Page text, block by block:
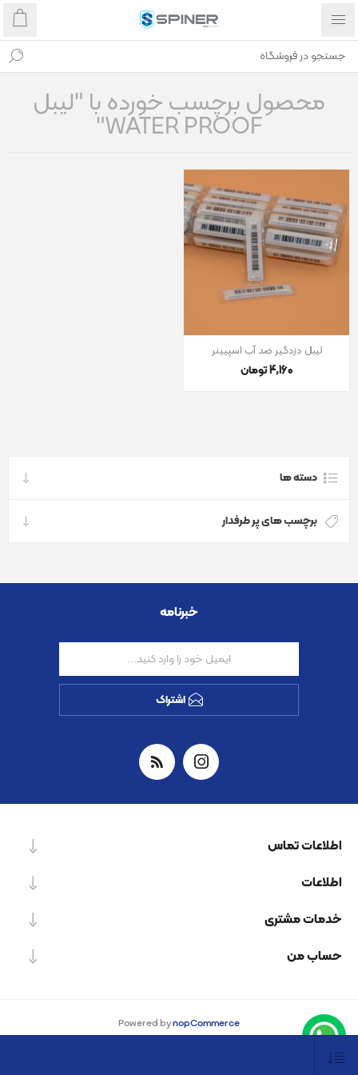
محصول برچسب خورده با "لیبل
WATER PROOF"
لیبل دزدگیر ضد آب اسپیینر
4٬160 تومان
دسته ها
برچسب های پر طرفدار
خبرنامه
اشتراک
اطلاعات تماس
اطلاعات
خدمات مشتری
حساب من
Powered bynopCommerce
Designed byNop-Templates.com